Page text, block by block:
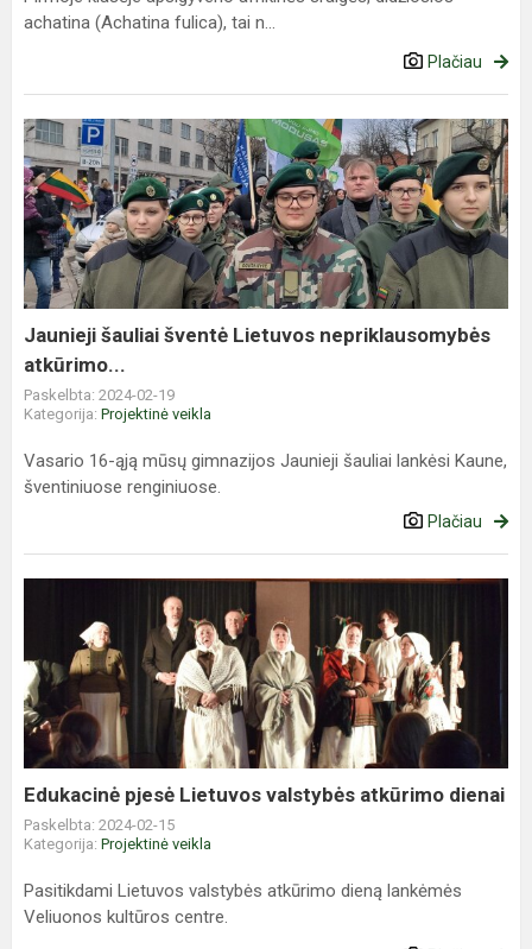
achatina (Achatina fulica), tai n...
Plačiau
Jaunieji
šauliai
šventė
Lietuvos
nepriklausomybės
atkūrimo...
Jaunieji šauliai šventė Lietuvos nepriklausomybės
atkūrimo...
Paskelbta: 2024-02-19
Kategorija: Projektinė veikla
Vasario 16-ąją mūsų gimnazijos Jaunieji šauliai lankėsi Kaune,
šventiniuose renginiuose.
Plačiau
Lietuvos
valstybės
atkūrimo
dienai
Edukacinė pjesė Lietuvos valstybės atkūrimo dienai
Paskelbta: 2024-02-15
Kategorija: Projektinė veikla
Pasitikdami Lietuvos valstybės atkūrimo dieną lankėmės
Veliuonos kultūros centre.